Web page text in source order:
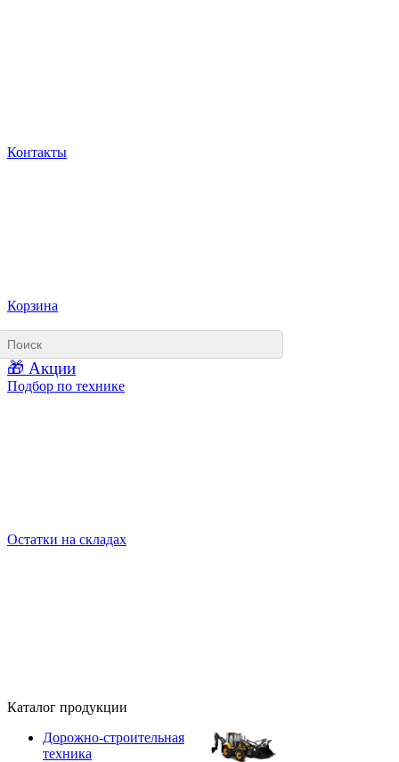
Контакты
Корзина
🎁 Акции
Подбор по технике
Остатки на складах
Каталог продукции
Дорожно-строительная
техника